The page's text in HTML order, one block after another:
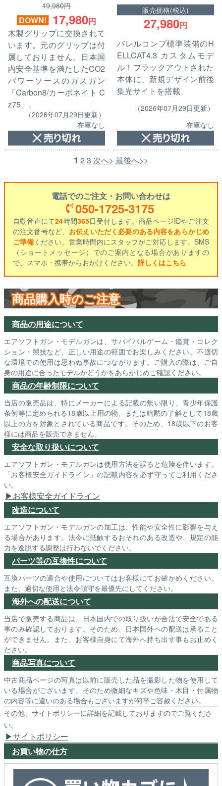
1 2 3 次へ> 最後へ>>
19,980円
DOWN! 17,980円
木製グリップに交換されて
います。元のグリップは付
属しておりません。日本国
内安全基準を満たしたCO2
パワーソースのガスガン
「Carbon8/カーボネイト C
z75」。
（2026年07月29日更新）
在庫なし
販売価格(税込)
27,980円
バレルコンプ標準装備のH
ELLCAT4.3 カスタムモデ
ル！ブラックアウトされた
本体に、新規デザイン前後
集光サイトを搭載
（2026年07月29日更新）
在庫なし
電話でのご注文・お問い合わせは
050-1725-3175
自動音声にて24時間365日受付します。商品ページIDやご注文
の注文番号など、 お伝えいただく必要のある内容をあらかじめ
ご準備ください。営業時間内にスタッフがご対応します。SMS
（ショートメッセージ）でのご案内となる場合がありますの
で、スマホ・携帯からおかけください。 詳しくはこちら
商品購入時のご注意
商品の用途について
エアソフトガン・モデルガンは、サバイバルゲーム・鑑賞・コレク
ション・競技など、正しい用途の範囲でお楽しみください。不適切
な環境での使用は思わぬ事故につながります。ご購入の際は、ご自
身の用途に合ったモデルかどうかをあらかじめご確認ください。
商品の年齢制限について
当店の販売品は、特にメーカーによる記載の無い限り、青少年保護
条例等に定められる18歳以上用の物、または暗黙の了解として18歳
以上の方を対象とされている商品です。そのため、18歳以下のお客
様には商品を販売できません。
安全な取り扱いについて
エアソフトガン・モデルガンは使用方法を誤ると危険を伴います。
「お客様安全ガイドライン」の記載内容を必ず守ってご利用くださ
い。
お客様安全ガイドライン
改造について
エアソフトガン・モデルガンの加工は、性能や安全性に影響を与え
る場合があります。法令に抵触するおそれのある改造や、規定の能
力を逸脱する調整は行わないでください。
パーツ等の互換性について
互換パーツの適合や使用についてはお客様にてお確かめください。
また、適切な使用と法令順守を最優先にしてください。
海外への配送について
当店で販売する商品は、日本国内での取り扱いが合法で安全である
事のみ確認しております。そのため、日本国外への配送は承ること
ができません。また、お客様自身にて海外へ持ち出す事もお止めく
ださい。
商品写真について
中古商品ページの写真は以前に販売した品を撮影した物を使用して
いる場合がございます。そのため微細なキズや色味・木目・付属物
の内容等に違いのある場合もございますが何卒ご容赦ください。
その他、サイトポリシーに詳細を記載しておりますのでご覧くださ
い。
サイトポリシー
お買い物の仕方